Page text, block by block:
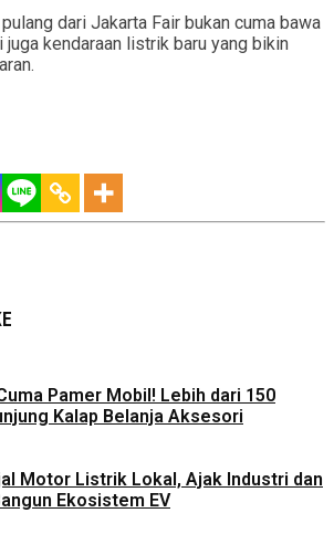
dari Jakarta Fair bukan cuma bawa
juga kendaraan listrik baru yang bikin
Pamer Mobil! Lebih dari 150
Kalap Belanja Aksesori
Motor Listrik Lokal, Ajak Industri dan
Ekosistem EV